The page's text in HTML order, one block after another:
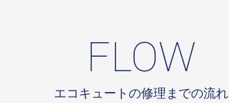
FLOW
エコキュートの修理までの流れ